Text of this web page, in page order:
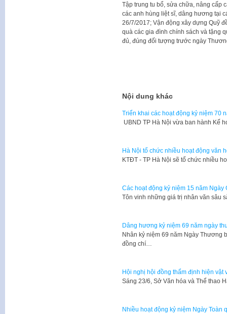
Tập trung tu bổ, sửa chữa, nâng cấp
các anh hùng liệt sĩ, dâng hương tại
26/7/2017; Vận động xây dựng Quỹ
quà các gia đình chính sách và tặng
đủ, đúng đối tượng trước ngày
Nội dung khác
Triển khai các hoạt động kỷ niệm 70
UBND TP Hà Nội vừa ban hành Kế
Hà Nội tổ chức nhiều hoạt động văn
​KTĐT - TP Hà Nội sẽ tổ chức nhiều
Các hoạt động kỷ niệm 15 năm Ngày
Tôn vinh những giá trị nhân văn sâu
Dâng hương kỷ niệm 69 năm ngày
Nhân kỷ niệm 69 năm Ngày Thương
đồng chí…
Hội nghị hội đồng thẩm định hiện
Sáng 23/6, Sở Văn hóa và Thể thao
Nhiều hoạt động kỷ niệm Ngày Toàn